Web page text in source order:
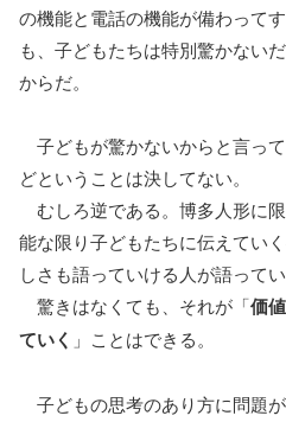
の機能と電話の機能が備わって
も、子どもたちは特別驚かない
からだ。
子どもが驚かないからと言っ
どということは決してない。
むしろ逆である。博多人形に
能な限り子どもたちに伝えてい
しさも語っていける人が語ってい
驚きはなくても、それが「価
ていく 」ことはできる。
子どもの思考のあり方に問題